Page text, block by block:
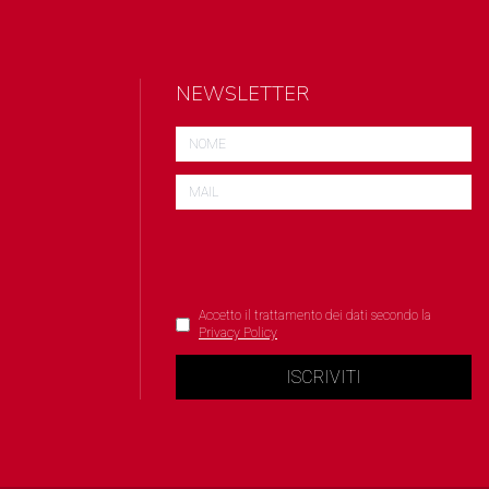
NEWSLETTER
Accetto il trattamento dei dati secondo la
Privacy Policy
ISCRIVITI